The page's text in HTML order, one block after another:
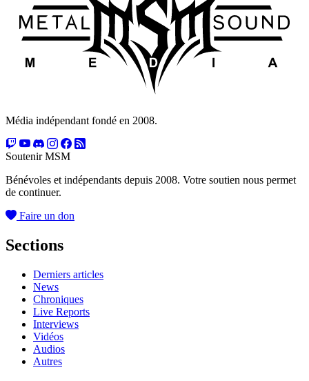
Média indépendant fondé en 2008.
Soutenir MSM
Bénévoles et indépendants depuis 2008. Votre soutien nous permet
de continuer.
Faire un don
Sections
Derniers articles
News
Chroniques
Live Reports
Interviews
Vidéos
Audios
Autres